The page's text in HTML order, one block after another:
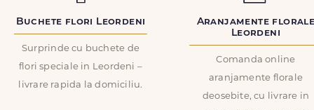
Buchete flori Leordeni
Surprinde cu buchete de
flori speciale in Leordeni –
livrare rapida la domiciliu.
Aranjamente
Leordeni
Comanda online
aranjamente florale
deosebite, cu livrare in